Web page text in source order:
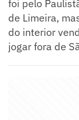
foi pelo
de Limeira,
do interior
jogar fora de